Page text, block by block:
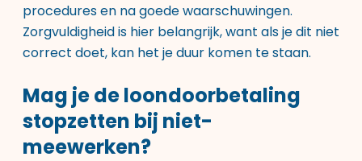
procedures en na goede waarschuwingen.
Zorgvuldigheid is hier belangrijk, want als je dit niet
correct doet, kan het je duur komen te staan.
Mag je de loondoorbetaling
stopzetten bij niet-
meewerken?